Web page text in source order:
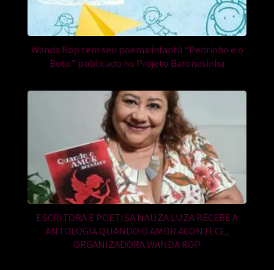
Wanda Rop tem seu poema infantil “Pedrinho e o
Boto” publicado no Projeto Baronesinha
ESCRITORA E POETISA NAUZA LUZA RECEBE A
ANTOLOGIA QUANDO O AMOR ACONTECE,
ORGANIZADORA WANDA ROP